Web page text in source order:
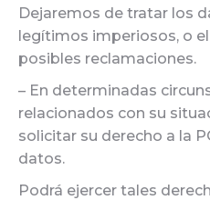
Dejaremos de tratar los
legítimos imperiosos, o
posibles reclamaciones.
– En determinadas
relacionados con su
solicitar su derecho a la
datos.
Podrá ejercer tales